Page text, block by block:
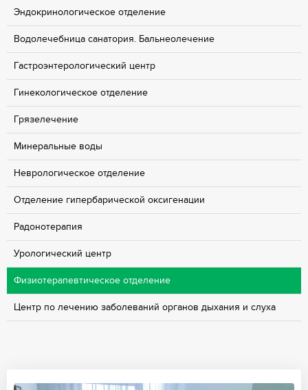
Эндокринологическое отделение
Водолечебница санатория. Бальнеолечение
Гастроэнтерологический центр
Гинекологическое отделение
Грязелечение
Минеральные воды
Неврологическое отделение
Отделение гипербарической оксигенации
Радонотерапия
Урологический центр
Физиотерапевтическое отделение
Центр по лечению заболеваний органов дыхания и слуха